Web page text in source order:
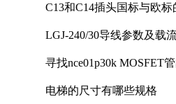
C13和C14插头国标与欧
LGJ-240/30导线参数及载
寻找nce01p30k MOSFET
电梯的尺寸有哪些规格